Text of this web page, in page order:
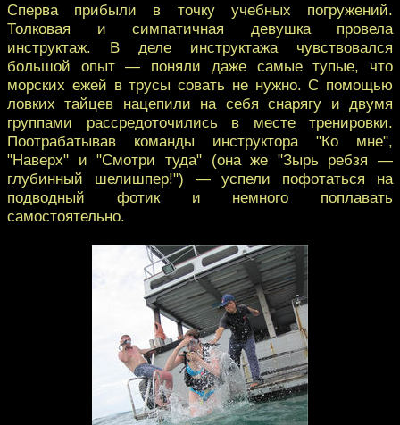
Сперва прибыли в точку учебных погружений.
Толковая и симпатичная девушка провела
инструктаж. В деле инструктажа чувствовался
большой опыт — поняли даже самые тупые, что
морских ежей в трусы совать не нужно. С помощью
ловких тайцев нацепили на себя снарягу и двумя
группами рассредоточились в месте тренировки.
Поотрабатывав команды инструктора "Ко мне",
"Наверх" и "Смотри туда" (она же "Зырь ребзя —
глубинный шелишпер!") — успели пофотаться на
подводный фотик и немного поплавать
самостоятельно.